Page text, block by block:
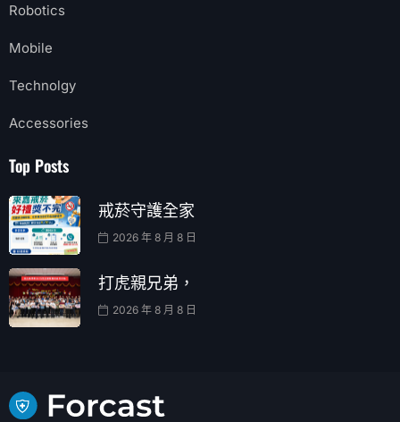
Robotics
Mobile
Technolgy
Accessories
Top Posts
戒菸守護全家
2026 年 8 月 8 日
打虎親兄弟，
2026 年 8 月 8 日